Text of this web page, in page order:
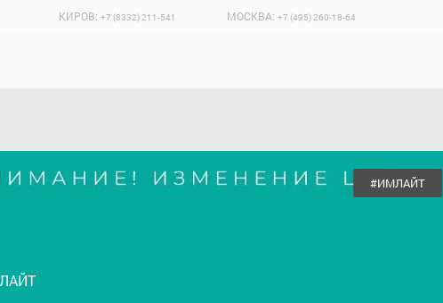
КИРОВ: +7 (8332) 211-541 МОСКВА: +7 (495) 260-18-64
#ИМЛАЙТ